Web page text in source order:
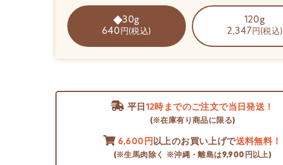
30g
640 円(税込)
120g
2,347 円(税込)
平日 12時までのご注文で当日発送！
(※在庫有り商品に限る)
6,600円以上のお買い上げで送料無料！
(※生馬肉除く ※沖縄・離島は9,900円以上)